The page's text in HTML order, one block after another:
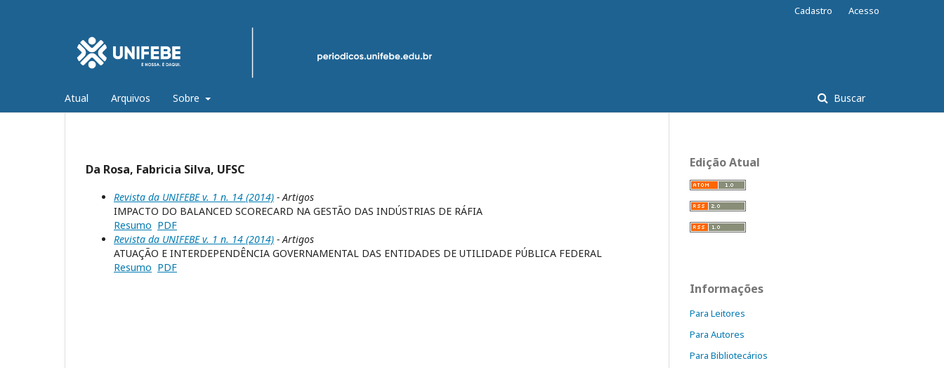
Atual Arquivos Sobre Buscar
Cadastro Acesso
Da Rosa, Fabricia Silva, UFSC
Revista da UNIFEBE v. 1 n. 14 (2014) - Artigos
IMPACTO DO BALANCED SCORECARD NA GESTÃO DAS INDÚSTRIAS DE RÁFIA
Resumo PDF
Revista da UNIFEBE v. 1 n. 14 (2014) - Artigos
ATUAÇÃO E INTERDEPENDÊNCIA GOVERNAMENTAL DAS ENTIDADES DE UTILIDADE PÚBLICA FEDERAL
Resumo PDF
Edição Atual
Informações
Para Leitores
Para Autores
Para Bibliotecários